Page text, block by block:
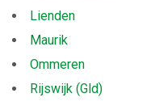
Lienden
Maurik
Ommeren
Rijswijk (Gld)